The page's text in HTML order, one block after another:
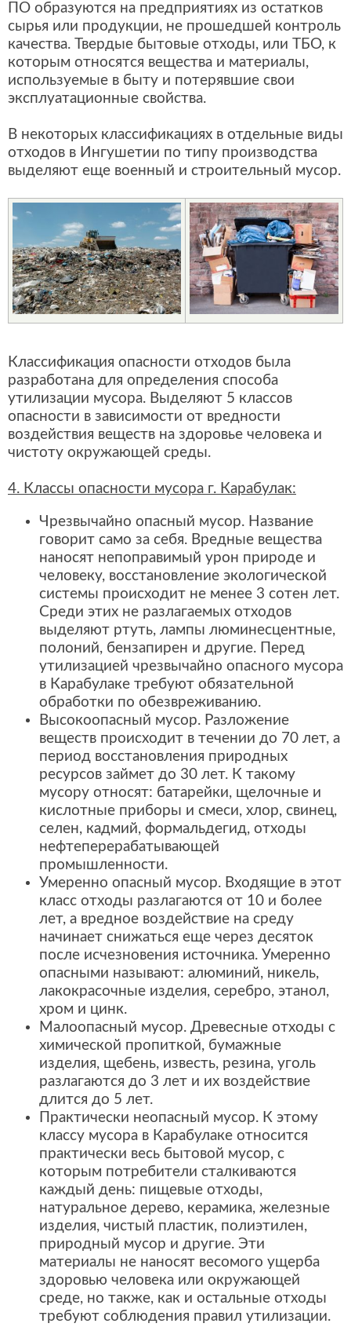
ПО образуются на предприятиях из остатков
сырья или продукции, не прошедшей контроль
качества. Твердые бытовые отходы, или ТБО, к
которым относятся вещества и материалы,
используемые в быту и потерявшие свои
эксплуатационные свойства.
В некоторых классификациях в отдельные виды
отходов в Ингушетии по типу производства
выделяют еще военный и строительный мусор.
Классификация опасности отходов была
разработана для определения способа
утилизации мусора. Выделяют 5 классов
опасности в зависимости от вредности
воздействия веществ на здоровье человека и
чистоту окружающей среды.
4. Классы опасности мусора г. Карабулак:
Чрезвычайно опасный мусор. Название
говорит само за себя. Вредные вещества
наносят непоправимый урон природе и
человеку, восстановление экологической
системы происходит не менее 3 сотен лет.
Среди этих не разлагаемых отходов
выделяют ртуть, лампы люминесцентные,
полоний, бензапирен и другие. Перед
утилизацией чрезвычайно опасного мусора
в Карабулаке требуют обязательной
обработки по обезвреживанию.
Высокоопасный мусор. Разложение
веществ происходит в течении до 70 лет, а
период восстановления природных
ресурсов займет до 30 лет. К такому
мусору относят: батарейки, щелочные и
кислотные приборы и смеси, хлор, свинец,
селен, кадмий, формальдегид, отходы
нефтеперерабатывающей
промышленности.
Умеренно опасный мусор. Входящие в этот
класс отходы разлагаются от 10 и более
лет, а вредное воздействие на среду
начинает снижаться еще через десяток
после исчезновения источника. Умеренно
опасными называют: алюминий, никель,
лакокрасочные изделия, серебро, этанол,
хром и цинк.
Малоопасный мусор. Древесные отходы с
химической пропиткой, бумажные
изделия, щебень, известь, резина, уголь
разлагаются до 3 лет и их воздействие
длится до 5 лет.
Практически неопасный мусор. К этому
классу мусора в Карабулаке относится
практически весь бытовой мусор, с
которым потребители сталкиваются
каждый день: пищевые отходы,
натуральное дерево, керамика, железные
изделия, чистый пластик, полиэтилен,
природный мусор и другие. Эти
материалы не наносят весомого ущерба
здоровью человека или окружающей
среде, но также, как и остальные отходы
требуют соблюдения правил утилизации.